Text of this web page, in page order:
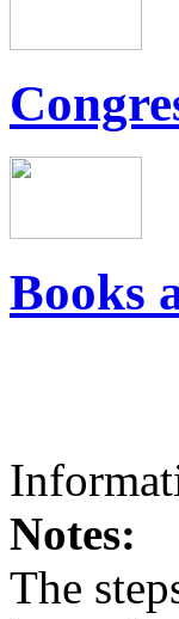
Books
Notes:
The